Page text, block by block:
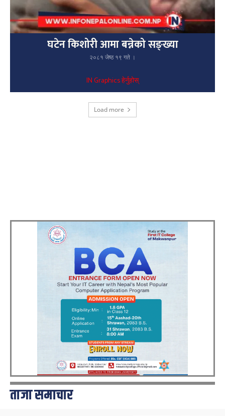
घटेन किशोरी आमा बन्नेको सङ्ख्या
२०८१ जेष्ठ १९ गते ।
IN Graphics हेर्नुहोस्
Load more
ताजा समाचार